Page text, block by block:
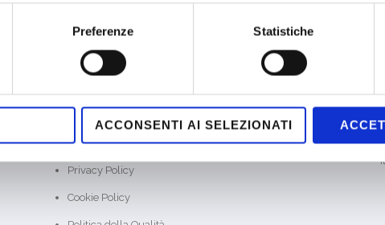
Preferenze Statistiche
ACCONSENTI AI SELEZIONATI
Chi Siamo
SKILLATO®
Case study
Offerte di lavoro
Privacy Policy
Cookie Policy